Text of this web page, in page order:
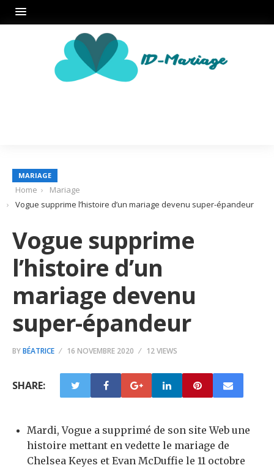
MARIAGE
Home
Mariage
Vogue supprime l’histoire d’un mariage devenu super-épandeur
Vogue supprime
l’histoire d’un
mariage devenu
super-épandeur
BYBÉATRICE 16 NOVEMBRE 2020 12 VIEWS
SHARE:
Mardi, Vogue a supprimé de son site Web une
histoire mettant en vedette le mariage de
Chelsea Keyes et Evan McDuffie le 11 octobre